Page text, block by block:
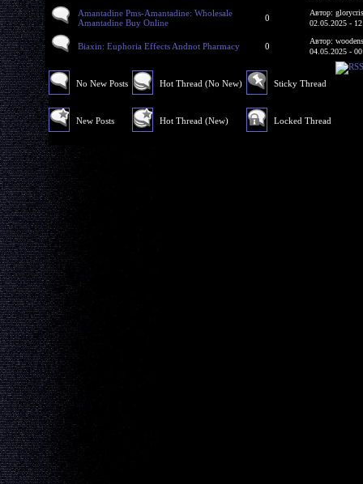
Amantadine Pms-Amantadine: Wholesale
Amantadine Buy Online
0
Автор:
02.05.2025 -
Biaxin: Euphoria Effects Andnot Pharmacy 0
Автор:
04.05.2025 -
No New Posts
New Posts
Hot Thread (No New)
Hot Thread (New)
Sticky Thread
Locked Thread